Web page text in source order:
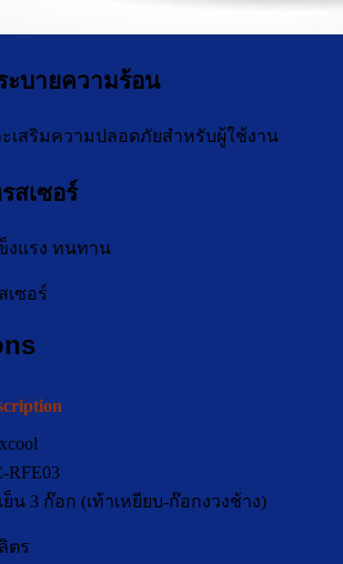
บายความร้อน
เสริมความปลอดภัยสำหรับผู้ใช้งาน
สเซอร์
งแรง ทนทาน
RFE03
ย็น 3 ก๊อก (เท้าเหยียบ-ก๊อกงวงช้าง)
ตร